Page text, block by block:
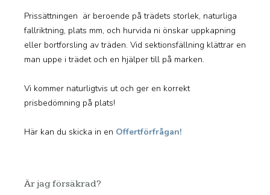
Prissättningen är beroende på trädets storlek, naturliga
fallriktning, plats mm, och hurvida ni önskar uppkapning
eller bortforsling av träden. Vid sektionsfällning klättrar en
man uppe i trädet och en hjälper till på marken.
Vi kommer naturligtvis ut och ger en korrekt
prisbedömning på plats!
Här kan du skicka in en Offertförfrågan!
Är jag försäkrad?